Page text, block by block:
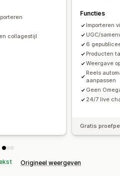
collagestijl
Functies
Importeren
UGC/
6
Producten
Weergave
Reels
aanpassen
Geen
24/7 live
Gratis
Origineel weergeven